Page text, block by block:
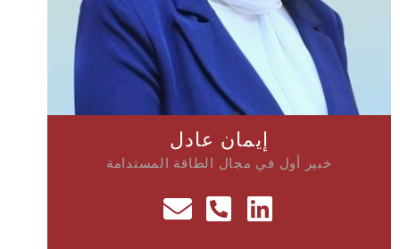
إيمان عادل
خبير أول في مجال الطاقة المستدامة